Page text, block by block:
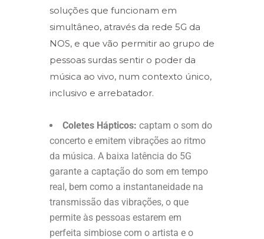
soluções que funcionam em
simultâneo, através da rede 5G da
NOS, e que vão permitir ao grupo de
pessoas surdas sentir o poder da
música ao vivo, num contexto único,
inclusivo e arrebatador.
Coletes Hápticos: captam o som do
concerto e emitem vibrações ao ritmo
da música. A baixa latência do 5G
garante a captação do som em tempo
real, bem como a instantaneidade na
transmissão das vibrações, o que
permite às pessoas estarem em
perfeita simbiose com o artista e o